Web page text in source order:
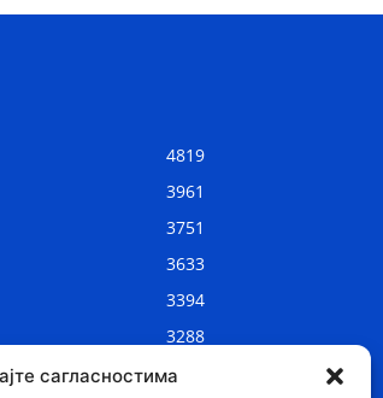
сагласностима
4819
3961
3751
3633
3394
3288
2912